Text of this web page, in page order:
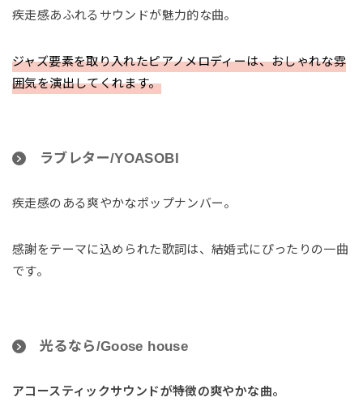
疾走感あふれるサウンドが魅力的な曲。
ジャズ要素を取り入れたピアノメロディーは、おしゃれな雰
囲気を演出してくれます。
ラブレター/YOASOBI
疾走感のある爽やかなポップナンバー。
感謝をテーマに込められた歌詞は、結婚式にぴったりの一曲
です。
光るなら/Goose house
アコースティックサウンドが特徴の爽やかな曲。